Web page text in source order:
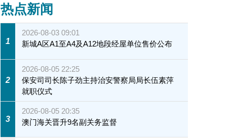
热点新闻
1
2026-08-03 09:01
新城A区A1至A4及A12地段经屋单位售价公布
2
2026-08-05 22:25
保安司司长陈子劲主持治安警察局局长伍素萍
就职仪式
3
2026-08-05 20:35
澳门海关晋升9名副关务监督